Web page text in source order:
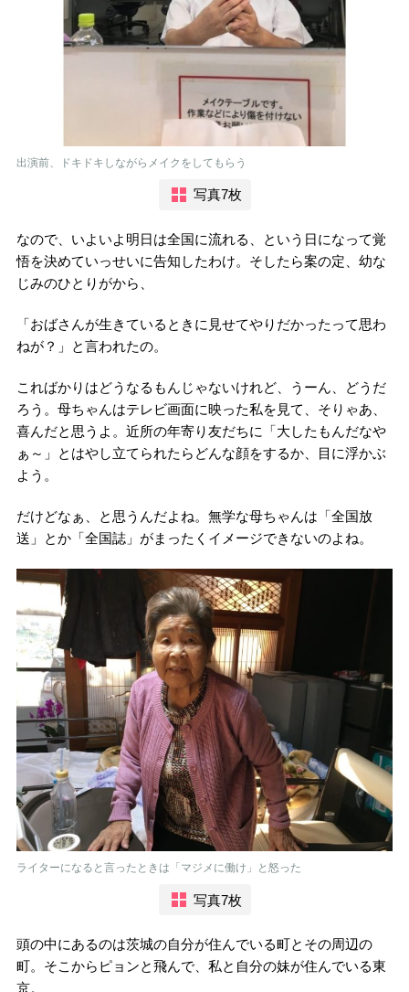
出演前、ドキドキしながらメイクをしてもらう
写真7枚
なので、いよいよ明日は全国に流れる、という日になって覚
悟を決めていっせいに告知したわけ。そしたら案の定、幼な
じみのひとりがから、
「おばさんが生きているときに見せてやりだかったって思わ
ねが？」と言われたの。
こればかりはどうなるもんじゃないけれど、うーん、どうだ
ろう。母ちゃんはテレビ画面に映った私を見て、そりゃあ、
喜んだと思うよ。近所の年寄り友だちに「大したもんだなや
ぁ～」とはやし立てられたらどんな顔をするか、目に浮かぶ
よう。
だけどなぁ、と思うんだよね。無学な母ちゃんは「全国放
送」とか「全国誌」がまったくイメージできないのよね。
ライターになると言ったときは「マジメに働け」と怒った
写真7枚
頭の中にあるのは茨城の自分が住んでいる町とその周辺の
町。そこからピョンと飛んで、私と自分の妹が住んでいる東
京。